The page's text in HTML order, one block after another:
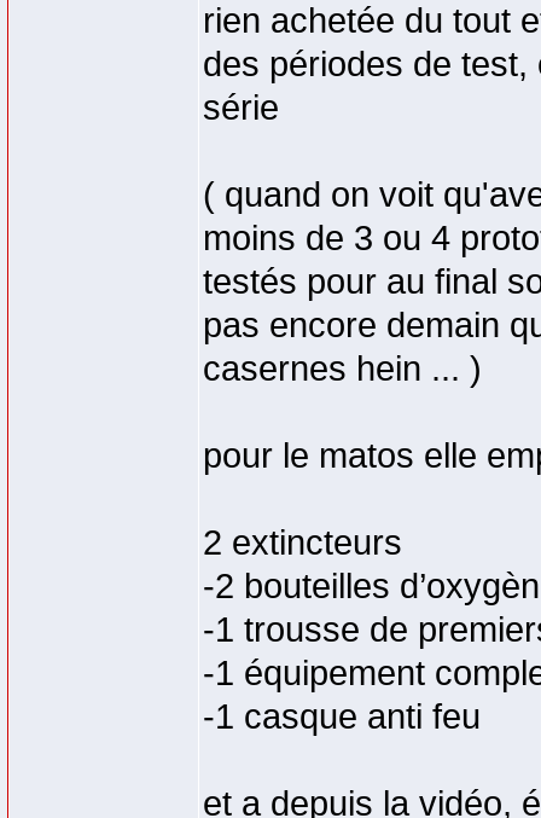
rien achetée du tout
des périodes de
série
( quand on voit
moins de 3 ou 4
testés pour au final
pas encore demain
casernes hein ... )
pour le matos elle
2 extincteurs
-2 bouteilles
-1 trousse de
-1 équipement
-1 casque anti feu
et a depuis la vidéo,